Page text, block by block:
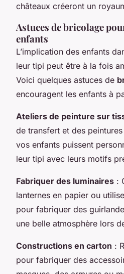
châteaux créeront un
Astuces de bricolage
enfants
L’implication des enfants
leur tipi peut être à la fois
Voici quelques astuces de
encouragent les enfants à
Ateliers de peinture sur
de transfert et des
vos enfants puissent
leur tipi avec leurs motifs
Fabriquer des luminaires :
lanternes en papier ou
pour fabriquer des
une belle atmosphère lors
Constructions en carton :
pour fabriquer des